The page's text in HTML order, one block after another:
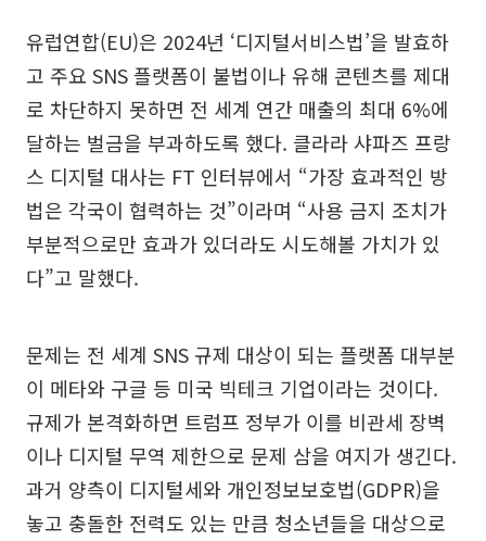
유럽연합(EU)은 2024년 ‘디지털서비스법’을 발효하
고 주요 SNS 플랫폼이 불법이나 유해 콘텐츠를 제대
로 차단하지 못하면 전 세계 연간 매출의 최대 6%에
달하는 벌금을 부과하도록 했다. 클라라 샤파즈 프랑
스 디지털 대사는 FT 인터뷰에서 “가장 효과적인 방
법은 각국이 협력하는 것”이라며 “사용 금지 조치가
부분적으로만 효과가 있더라도 시도해볼 가치가 있
다”고 말했다.
문제는 전 세계 SNS 규제 대상이 되는 플랫폼 대부분
이 메타와 구글 등 미국 빅테크 기업이라는 것이다.
규제가 본격화하면 트럼프 정부가 이를 비관세 장벽
이나 디지털 무역 제한으로 문제 삼을 여지가 생긴다.
과거 양측이 디지털세와 개인정보보호법(GDPR)을
놓고 충돌한 전력도 있는 만큼 청소년들을 대상으로